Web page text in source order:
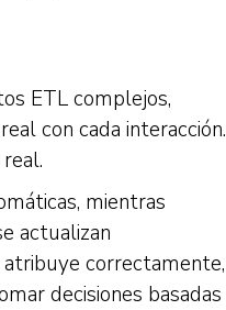
ETL complejos,
con cada interacción.
mientras
actualizan
correctamente,
decisiones basadas